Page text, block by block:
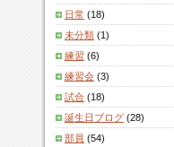
日常 (18)
未分類 (1)
練習 (6)
練習会 (3)
試合 (18)
誕生日ブログ (28)
部員 (54)